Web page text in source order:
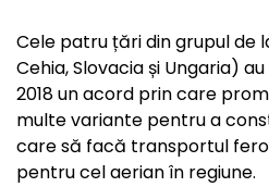
Cele patru țări din grupul de
Cehia, Slovacia și Ungaria)
2018 un acord prin care
multe variante pentru a
care să facă transportul
pentru cel aerian în regiune.